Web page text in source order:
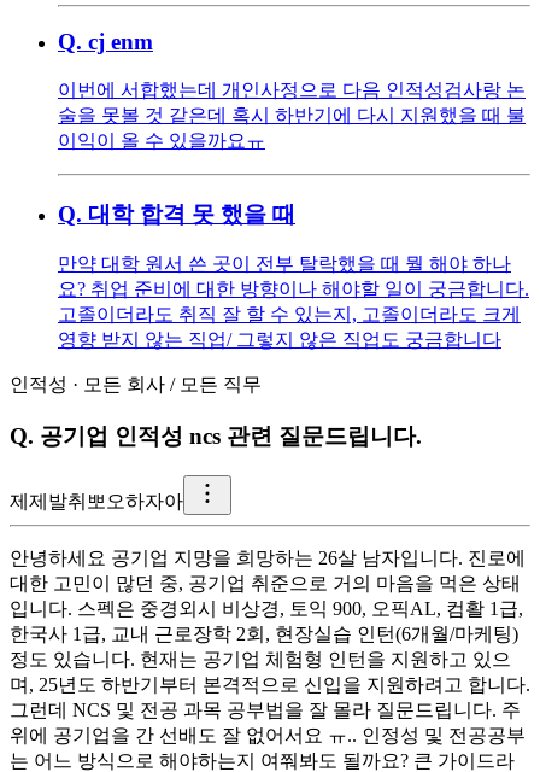
Q. cj enm
이번에 서합했는데 개인사정으로 다음 인적성검사랑 논
술을 못볼 것 같은데 혹시 하반기에 다시 지원했을 때 불
이익이 올 수 있을까요ㅠ
Q. 대학 합격 못 했을 때
만약 대학 원서 쓴 곳이 전부 탈락했을 때 뭘 해야 하나
요? 취업 준비에 대한 방향이나 해야할 일이 궁금합니다.
고졸이더라도 취직 잘 할 수 있는지, 고졸이더라도 크게
영향 받지 않는 직업/ 그렇지 않은 직업도 궁금합니다
인적성 · 모든 회사 / 모든 직무
Q. 공기업 인적성 ncs 관련 질문드립니다.
제 제발취뽀오하자아
안녕하세요 공기업 지망을 희망하는 26살 남자입니다. 진로에
대한 고민이 많던 중, 공기업 취준으로 거의 마음을 먹은 상태
입니다. 스펙은 중경외시 비상경, 토익 900, 오픽AL, 컴활 1급,
한국사 1급, 교내 근로장학 2회, 현장실습 인턴(6개월/마케팅)
정도 있습니다. 현재는 공기업 체험형 인턴을 지원하고 있으
며, 25년도 하반기부터 본격적으로 신입을 지원하려고 합니다.
그런데 NCS 및 전공 과목 공부법을 잘 몰라 질문드립니다. 주
위에 공기업을 간 선배도 잘 없어서요 ㅠ.. 인정성 및 전공공부
는 어느 방식으로 해야하는지 여쭤봐도 될까요? 큰 가이드라